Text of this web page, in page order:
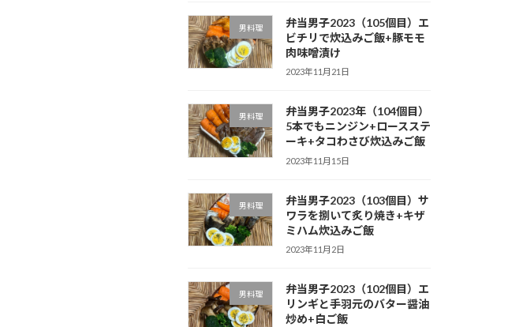
男料理
弁当男子2023（105個目）エ
ビチリで炊込みご飯+豚モモ
肉味噌漬け
2023年11月21日
男料理
弁当男子2023年（104個目）
5本でもニンジン+ロースステ
ーキ+タコわさび炊込みご飯
2023年11月15日
男料理
弁当男子2023（103個目）サ
ワラを捌いて炙り焼き+キザ
ミハム炊込みご飯
2023年11月2日
男料理
弁当男子2023（102個目）エ
リンギと手羽元のバター醤油
炒め+白ご飯